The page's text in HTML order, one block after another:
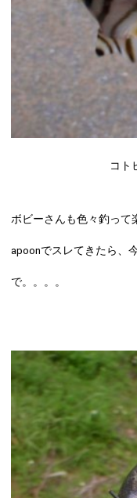
コト
ボビーさんも色々釣って
apoonでスレてきたら、
で。。。。